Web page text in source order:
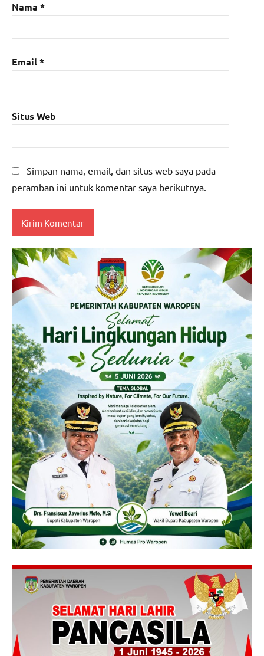
Nama *
Email*
Situs Web
Simpan nama, email, dan situs web saya pada
peramban ini untuk komentar saya berikutnya.